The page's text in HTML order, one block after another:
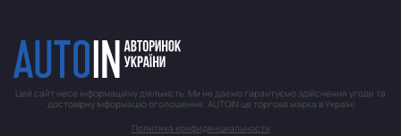
Цей сайт несе інформаційну діяльність. Ми не даємо гарантуємо здійснення угоди та
достовірну інформацію оголошення. AUTOIN це торгова марка в Україні
Политика конфиденциальности